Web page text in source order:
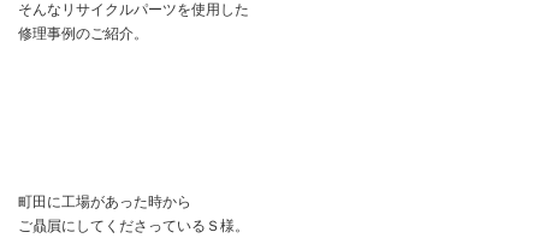
そんなリサイクルパーツを使用した
修理事例のご紹介。
町田に工場があった時から
ご贔屓にしてくださっているＳ様。